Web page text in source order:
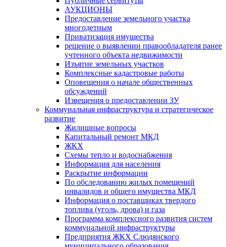
АУКЦИОНЫ
Предоставление земельного участка
многодетным
Приватизация имущества
решение о выявлении правообладателя ранее
учтенного объекта недвижимости
Изъятие земельных участков
Комплексные кадастровые работы
Оповещения о начале общественных
обсуждений
Извещения о предоставлении ЗУ
Коммунальная инфраструктура и стратегическое
развитие
Жилищные вопросы
Капитальный ремонт МКД
ЖКХ
Схемы тепло и водоснабжения
Информация для населения
Раскрытие информации
По обследованию жилых помещений
инвалидов и общего имущества МКД
Информация о поставщиках твердого
топлива (уголь, дрова) и газа
Программа комплексного развития систем
коммунальной инфраструктуры
Предприятия ЖКХ Слюдянского